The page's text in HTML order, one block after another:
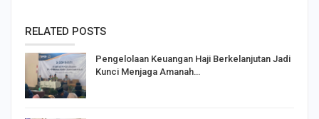
RELATED POSTS
Pengelolaan Keuangan Haji Berkelanjutan Jadi
Kunci Menjaga Amanah…